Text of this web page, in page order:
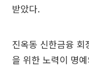
받았다.
진옥동 신한금융
을 위한 노력이 명